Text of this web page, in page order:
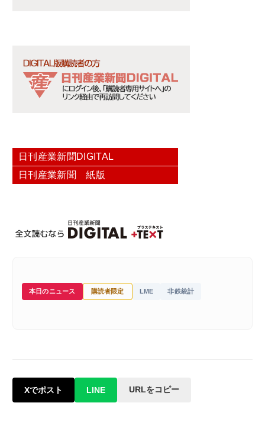
日刊産業新聞DIGITAL
日刊産業新聞 紙版
本日のニュース 購読者限定 LME 非鉄統計
Xでポスト LINE URLをコピー